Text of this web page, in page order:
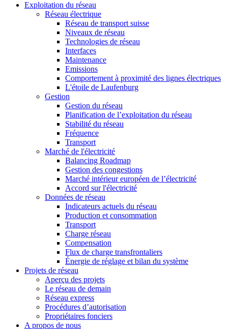
Exploitation du réseau
Réseau électrique
Réseau de transport suisse
Niveaux de réseau
Technologies de réseau
Interfaces
Maintenance
Emissions
Comportement à proximité des lignes électriques
L'étoile de Laufenburg
Gestion
Gestion du réseau
Planification de l’exploitation du réseau
Stabilité du réseau
Fréquence
Transport
Marché de l'électricité
Balancing Roadmap
Gestion des congestions
Marché intérieur européen de l’électricité
Accord sur l'électricité
Données de réseau
Indicateurs actuels du réseau
Production et consommation
Transport
Charge réseau
Compensation
Flux de charge transfrontaliers
Énergie de réglage et bilan du système
Projets de réseau
Aperçu des projets
Le réseau de demain
Réseau express
Procédures d’autorisation
Propriétaires fonciers
A propos de nous